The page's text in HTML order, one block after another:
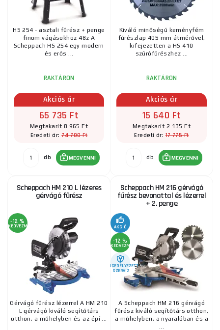
HS 254 - asztali fűrész + penge
finom vágásokhoz 48z A
Scheppach HS 254 egy modern
és erős ...
RAKTÁRON
Akciós ár
65 735 Ft
Megtakarít 8 965 Ft
Eredeti ár:74 700 Ft
db MEGVENNI
Kiváló minőségű keményfém
fűrészlap 405 mm átmérővel,
kifejezetten a HS 410
szúrófűrészhez ...
RAKTÁRON
Akciós ár
15 640 Ft
Megtakarít 2 135 Ft
Eredeti ár:17 775 Ft
db MEGVENNI
Scheppach HM 210 L lézeres
gérvágó fűrész
-12 %
KEDVEZMÉNY
Gérvágó fűrész lézerrel A HM 210
L gérvágó kiváló segítőtárs
otthon, a műhelyben és az épí ...
Scheppach HM 216 gérvágó
fűrész bevonattal és lézerrel
+ 2. penge
AKCIÓ
-12 %
KEDVEZMÉNY
ENGEDÉLYEZETT
SZERVIZ
A Scheppach HM 216 gérvágó
fűrész kiváló segítőtárs otthon,
a műhelyben, a nyaralóban és a
...